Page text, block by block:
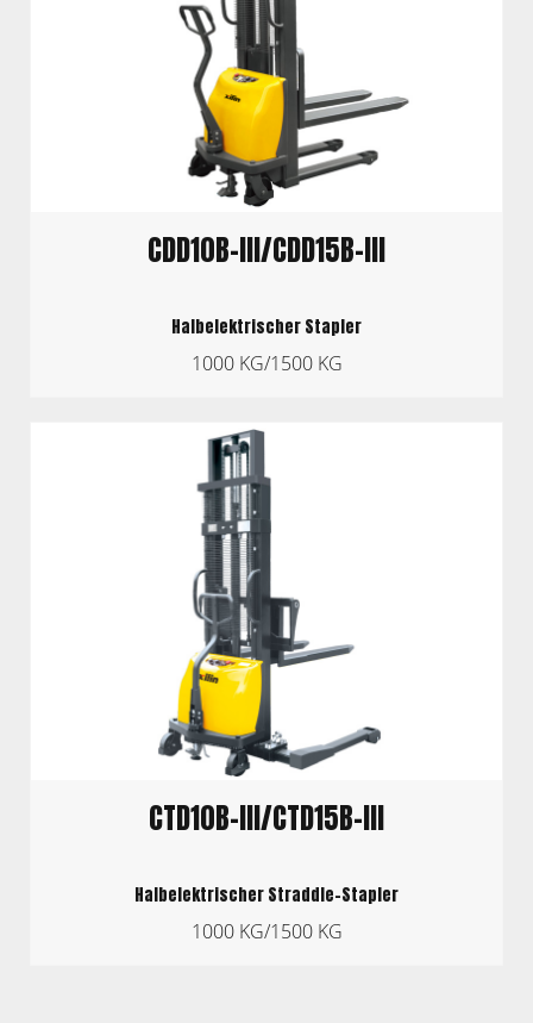
CDD10B-III/CDD15B-III
Halbelektrischer Stapler
1000 KG/1500 KG
CTD10B-III/CTD15B-III
Halbelektrischer Straddle-Stapler
1000 KG/1500 KG